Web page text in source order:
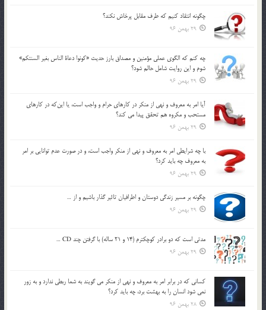
چگونه انتقاد كنيم كه طرف مقابل پرخاش نكند؟
29 بهمن 96
چه كنم كه الگوي عملي مؤمنين و مصداق بارز حديث «كونوا دعاة الناس بغير السنتكم»
شوم و اين روايت شامل حالم شود؟
29 بهمن 96
آيا امر به معروف و نهي از منكر در كارهاي حرام و واجب است، يا اين‌كه در كارهاي
مستحب و مكروه هم تحقق پيدا مي كند؟
29 بهمن 96
با چه شرايطي امر به معروف و نهي از منکر واجب است، و در صورت عدم توانايي بر امر
به معروف چه بايد کرد؟
29 بهمن 96
چگونه بر مسير زندگي دوستان و اطرافيان تاثير گذار باشيم و از …
29 بهمن 96
مدتي است كه دو برادر كوچكترم (14 و 21 ساله) با گرفتن چند CD …
29 بهمن 96
كساني كه در برابر امر به معروف و نهي از منكر مي گويند به شما ربطي ندارد و به زور
نمي شود انسان را به بهشت برد، چه بايد كرد؟
28 بهمن 96